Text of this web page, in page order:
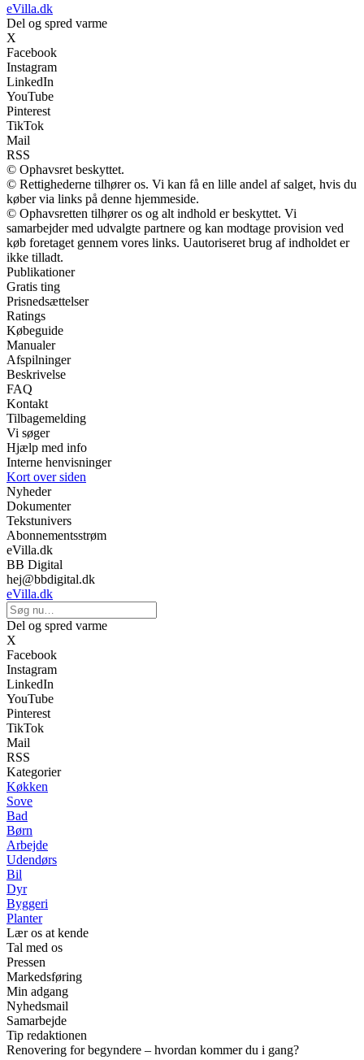
eVilla.dk
Del og spred varme
X
Facebook
Instagram
LinkedIn
YouTube
Pinterest
TikTok
Mail
RSS
© Ophavsret beskyttet.
© Rettighederne tilhører os. Vi kan få en lille andel af salget, hvis du
køber via links på denne hjemmeside.
© Ophavsretten tilhører os og alt indhold er beskyttet. Vi
samarbejder med udvalgte partnere og kan modtage provision ved
køb foretaget gennem vores links. Uautoriseret brug af indholdet er
ikke tilladt.
Publikationer
Gratis ting
Prisnedsættelser
Ratings
Købeguide
Manualer
Afspilninger
Beskrivelse
FAQ
Kontakt
Tilbagemelding
Vi søger
Hjælp med info
Interne henvisninger
Kort over siden
Nyheder
Dokumenter
Tekstunivers
Abonnementsstrøm
eVilla.dk
BB Digital
hej@bbdigital.dk
eVilla.dk
Del og spred varme
X
Facebook
Instagram
LinkedIn
YouTube
Pinterest
TikTok
Mail
RSS
Kategorier
Køkken
Sove
Bad
Børn
Arbejde
Udendørs
Bil
Dyr
Byggeri
Planter
Lær os at kende
Tal med os
Pressen
Markedsføring
Min adgang
Nyhedsmail
Samarbejde
Tip redaktionen
Renovering for begyndere – hvordan kommer du i gang?